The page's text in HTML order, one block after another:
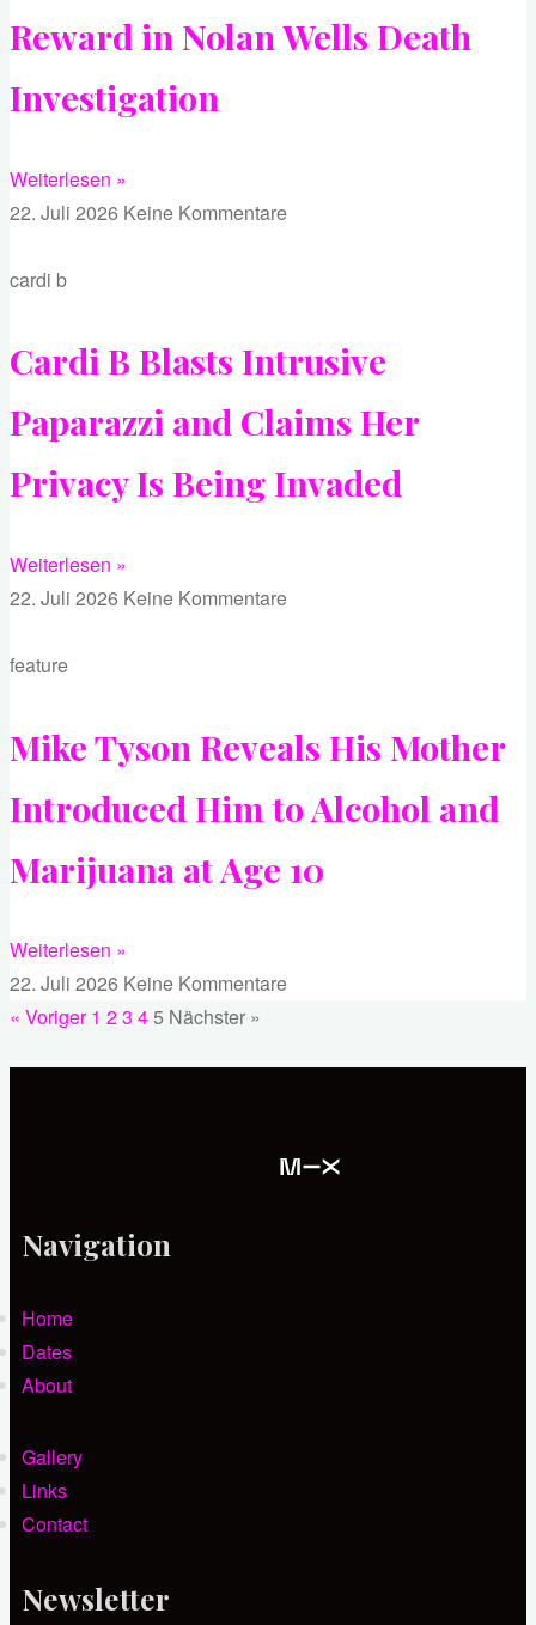
Reward in Nolan Wells Death
Investigation
Weiterlesen »
22. Juli 2026 Keine Kommentare
cardi b
Cardi B Blasts Intrusive
Paparazzi and Claims Her
Privacy Is Being Invaded
Weiterlesen »
22. Juli 2026 Keine Kommentare
feature
Mike Tyson Reveals His Mother
Introduced Him to Alcohol and
Marijuana at Age 10
Weiterlesen »
22. Juli 2026 Keine Kommentare
« Voriger 1 23 45 Nächster »
Navigation
Home
Dates
About
Gallery
Links
Contact
Newsletter